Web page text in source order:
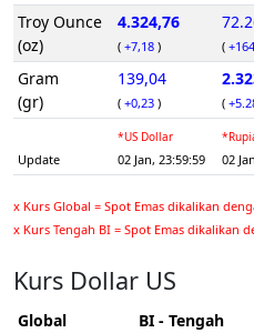
Troy Ounce
(oz)
4.324,76
( +7,18 ) (
Gram
(gr)
139,04
( +0,23 ) (
Update
*US Dollar
02 Jan, 23:59:59 02
x Kurs Global = Spot Emas dikalikan
x Kurs Tengah BI = Spot Emas dikalikan
Kurs Dollar US
Global BI - Tengah